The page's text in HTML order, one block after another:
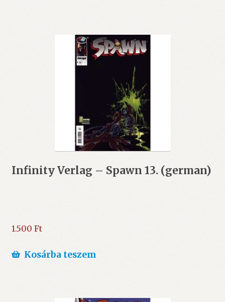
Infinity Verlag – Spawn 13. (german)
1.500 Ft
Kosárba teszem